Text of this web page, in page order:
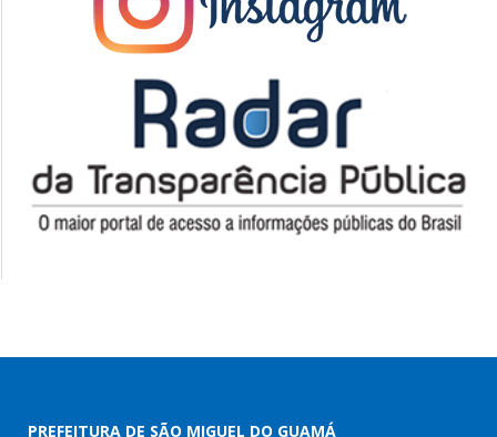
PREFEITURA DE SÃO MIGUEL DO GUAMÁ